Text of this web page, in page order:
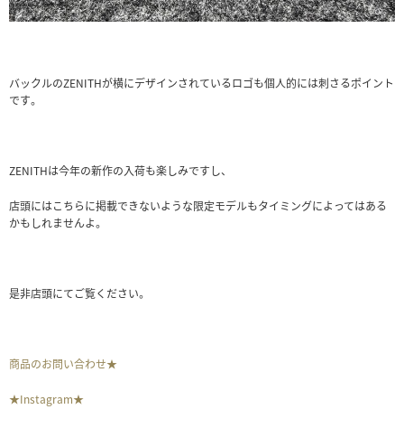
バックルのZENITHが横にデザインされているロゴも個人的には刺さるポイント
です。
ZENITHは今年の新作の入荷も楽しみですし、
店頭にはこちらに掲載できないような限定モデルもタイミングによってはある
かもしれませんよ。
是非店頭にてご覧ください。
商品のお問い合わせ★
★Instagram★